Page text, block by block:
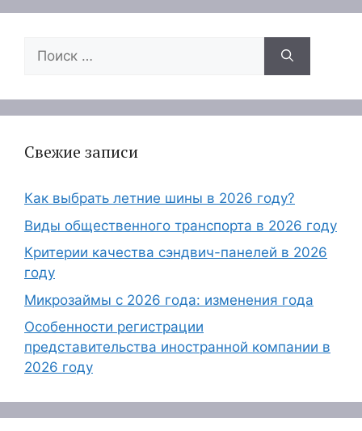
Поиск:
Свежие записи
Как выбрать летние шины в 2026 году?
Виды общественного транспорта в 2026 году
Критерии качества сэндвич-панелей в 2026
году
Микрозаймы с 2026 года: изменения года
Особенности регистрации
представительства иностранной компании в
2026 году